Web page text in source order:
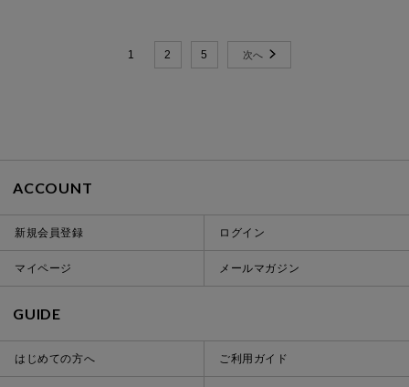
1 2 5
ACCOUNT
新規会員登録 ログイン
マイページ メールマガジン
GUIDE
はじめての方へ ご利用ガイド